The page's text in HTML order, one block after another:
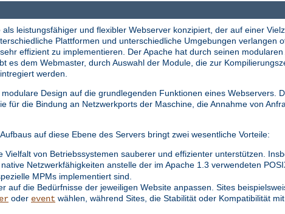
leistungsfähiger und flexibler Webserver konzipiert, der auf einer
Plattformen und unterschiedliche Umgebungen verlangen
effizient zu implementieren. Der Apache hat durch seinen
es dem Webmaster, durch Auswahl der Module, die zur
werden.
Design auf die grundlegenden Funktionen eines Webservers.
für die Bindung an Netzwerkports der Maschine, die Annahme von
auf diese Ebene des Servers bringt zwei wesentliche Vorteile:
Vielfalt von Betriebssystemen sauberer und effizienter unterstützen.
native Netzwerkfähigkeiten anstelle der im Apache 1.3 verwendeten
MPMs implementiert sind.
auf die Bedürfnisse der jeweiligen Website anpassen. Sites
oder event wählen, während Sites, die Stabilität oder Kompatibilität